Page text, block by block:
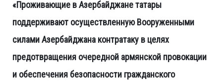
«Проживающие в Азербайджане татары
поддерживают осуществленную Вооруженными
силами Азербайджана контратаку в целях
предотвращения очередной армянской провокации
и обеспечения безопасности гражданского